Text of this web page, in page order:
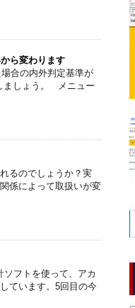
ら変わります
合の内外判定基準が
ましょう。 メニュー
るのでしょうか？実
係によって取扱いが変
フトを使って、アカ
ています。5回目の今